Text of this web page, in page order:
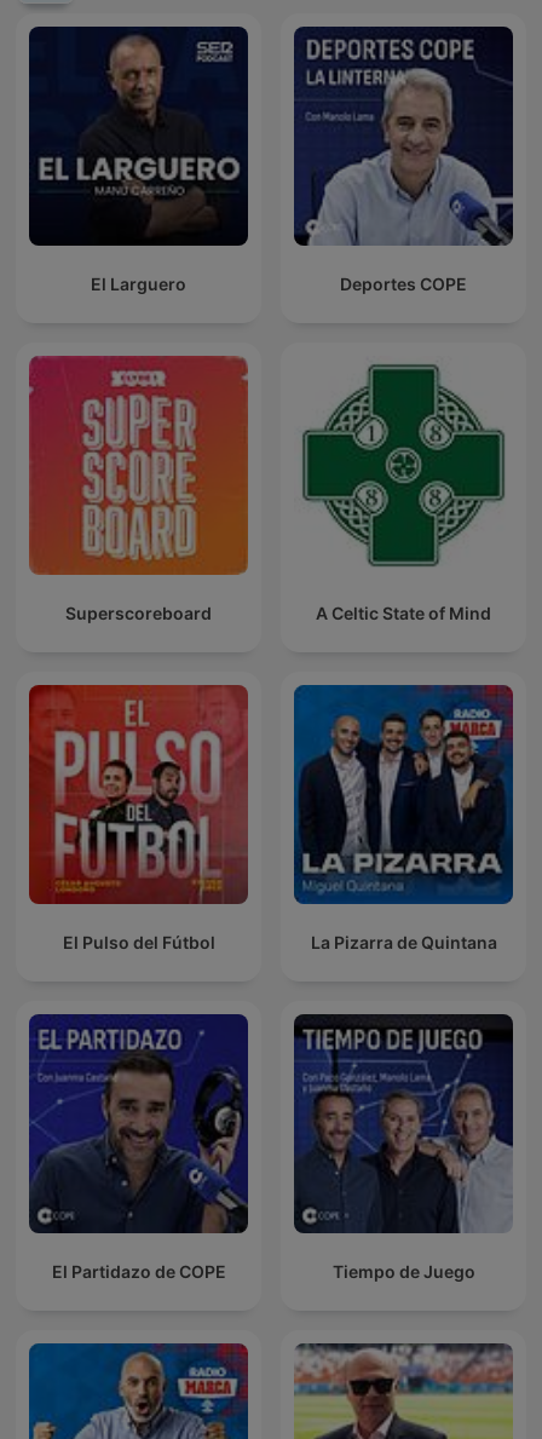
El Larguero Deportes COPE
Superscoreboard A Celtic State of Mind
El Pulso del Fútbol La Pizarra de Quintana
El Partidazo de COPE Tiempo de Juego